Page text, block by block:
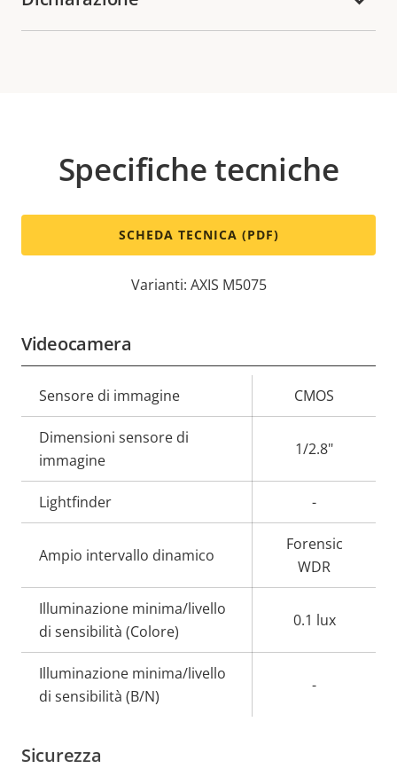
Specifiche tecniche
SCHEDA TECNICA (PDF)
Varianti: AXIS M5075
Videocamera
Descrizione
della
proprietà
Valore
della
proprietà
Sensore di immagine CMOS
Dimensioni sensore di
immagine
1/2.8"
Lightfinder -
Ampio intervallo dinamico
Forensic
WDR
Illuminazione minima/livello
di sensibilità (Colore)
0.1 lux
Illuminazione minima/livello
di sensibilità (B/N)
-
Sicurezza